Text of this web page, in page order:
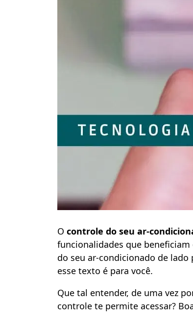
O controle do seu ar-
funcionalidades que
do seu ar-condicionado de
esse texto é para você.
Que tal entender, de uma vez
controle te permite acessar?